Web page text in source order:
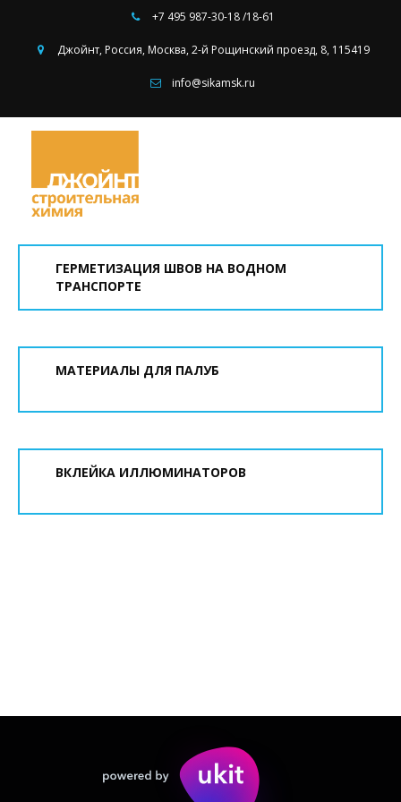
+7 495 987-30-18 /18-61
Джойнт, Россия, Москва,2-й Рощинский проезд, 8, 115419
info@sikamsk.ru
ГЕРМЕТИЗАЦИЯ ШВОВ НА ВОДНОМ
ТРАНСПОРТЕ
МАТЕРИАЛЫ ДЛЯ ПАЛУБ
ВКЛЕЙКА ИЛЛЮМИНАТОРОВ